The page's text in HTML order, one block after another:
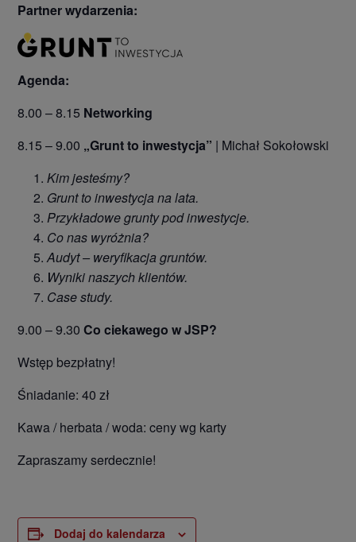
Partner wydarzenia:
Agenda:
8.00 – 8.15 Networking
8.15 – 9.00 „Grunt to inwestycja” | Michał Sokołowski
Kim jesteśmy?
Grunt to inwestycja na lata.
Przykładowe grunty pod inwestycje.
Co nas wyróżnia?
Audyt – weryfikacja gruntów.
Wyniki naszych klientów.
Case study.
9.00 – 9.30Co ciekawego w JSP?
Wstęp bezpłatny!
Śniadanie: 40 zł
Kawa / herbata / woda: ceny wg karty
Zapraszamy serdecznie!
Dodaj do kalendarza